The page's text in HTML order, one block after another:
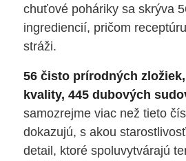
chuťové poháriky sa skrýva
ingrediencií, pričom
stráži.
56 čisto prírodných
kvality, 445 dubových
samozrejme viac než tieto
dokazujú, s akou
detail, ktoré spoluvytvárajú